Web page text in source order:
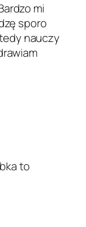
mi
sporo
nauczy
to